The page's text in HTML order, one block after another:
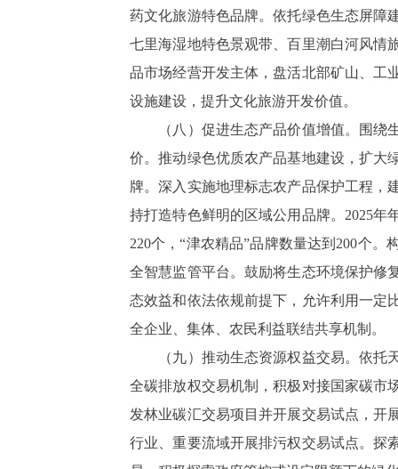
药文化旅游特色品牌。依托绿色生态屏障
七里海湿地特色景观带、百里潮白河风情
品市场经营开发主体，盘活北部矿山、工
设施建设，提升文化旅游开发价值。
（八）促进生态产品价值增值。围绕生
价。推动绿色优质农产品基地建设，扩大
牌。深入实施地理标志农产品保护工程，
持打造特色鲜明的区域公用品牌。2025
220个，“津农精品”品牌数量达到200个
全智慧监管平台。鼓励将生态环境保护修
态效益和依法依规前提下，允许利用一定
全企业、集体、农民利益联结共享机制。
（九）推动生态资源权益交易。依托天
全碳排放权交易机制，积极对接国家碳市
发林业碳汇交易项目并开展交易试点，开
行业、重要流域开展排污权交易试点。探